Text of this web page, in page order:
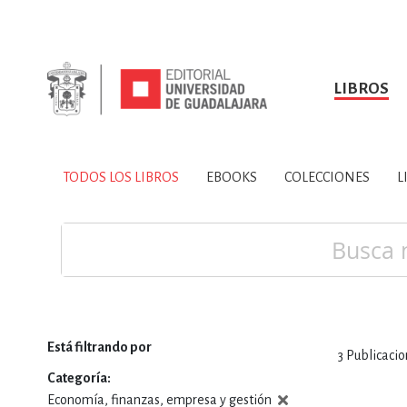
LIBROS
TODOS LOS LIBROS
SOBRE NOSOTROS HISTORIA
CIENCIAS DE LA
TODOS LOS LIBROS EBOOKS COLECCIONES
3
Está filtrando por
Categoría
Economía, finanzas, empresa y gestión